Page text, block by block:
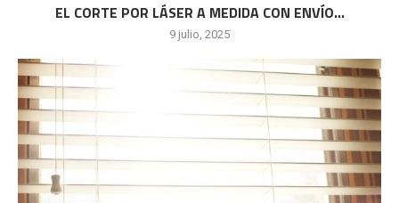
EL CORTE POR LÁSER A MEDIDA CON ENVÍO...
9 julio, 2025